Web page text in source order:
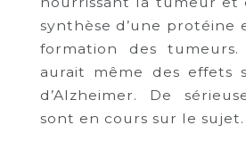
synthèse d’une protéine
formation des
aurait même des effets
d’Alzheimer. De
sont en cours sur le sujet.